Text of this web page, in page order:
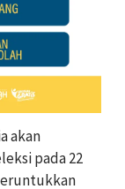
akan
pada 22